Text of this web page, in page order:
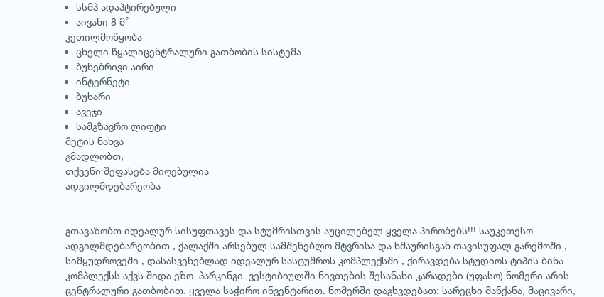
სსმპ ადაპტირებული
აივანი 8 მ²
კეთილმოწყობა
ცხელი წყალიცენტრალური გათბობის სისტემა
ბუნებრივი აირი
ინტერნეტი
ბუხარი
ავეჯი
სამგზავრო ლიფტი
მეტის ნახვა
გმადლობთ,
თქვენი შეფასება მიღებულია
ადგილმდებარეობა
გთავაზობთ იდეალურ სისუფთავეს და სტუმრისთვის აუცილებელ ყველა პირობებს!!! საუკეთესო
ადგილმდებარეობით , ქალაქში არსებულ სამშენებლო მტვრისა და ხმაურისგან თავისუფალ გარემოში ,
სიმყუდროვეში , დასასვენებლად იდეალურ სასტუმროს კომპლექსში , ქირავდება სტუდიოს ტიპის ბინა.
კომპლექსს აქვს შიდა ეზო. პარკინგი. ვესტიბიულში ნივთების შესანახი კარადები (უფასო).ნომერი არის
ცენტრალური გათბობით. ყველა საჭირო ინვენტარით. ნომერში დაგხვდებათ: სარეცხი მანქანა, მაცივარი,